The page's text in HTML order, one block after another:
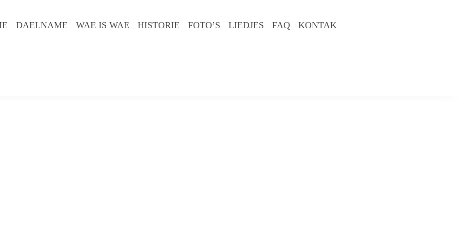
DAELNAME WAE IS WAE HISTORIE FOTO’S LIEDJES FAQ KONTAK